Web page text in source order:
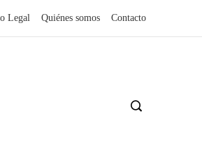
Legal Quiénes somos Contacto